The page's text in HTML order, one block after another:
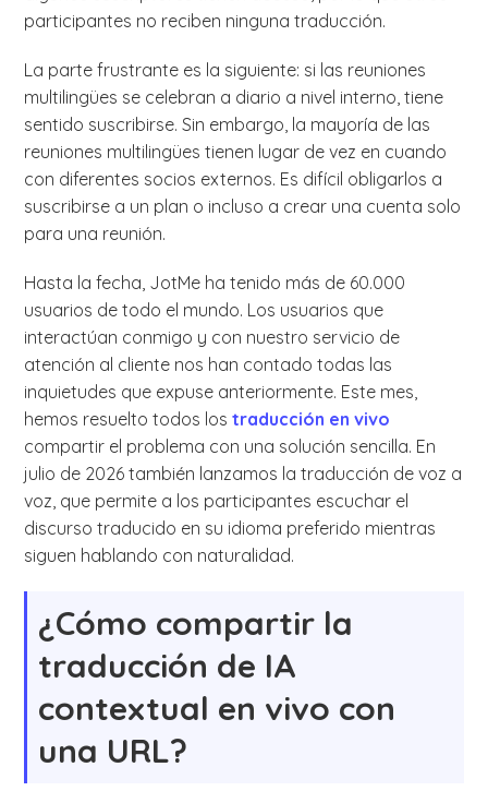
participantes no reciben ninguna traducción.
La parte frustrante es la siguiente: si las reuniones
multilingües se celebran a diario a nivel interno, tiene
sentido suscribirse. Sin embargo, la mayoría de las
reuniones multilingües tienen lugar de vez en cuando
con diferentes socios externos. Es difícil obligarlos a
suscribirse a un plan o incluso a crear una cuenta solo
para una reunión.
Hasta la fecha, JotMe ha tenido más de 60.000
usuarios de todo el mundo. Los usuarios que
interactúan conmigo y con nuestro servicio de
atención al cliente nos han contado todas las
inquietudes que expuse anteriormente. Este mes,
hemos resuelto todos lostraducción en vivo
compartir el problema con una solución sencilla. En
julio de 2026 también lanzamos la traducción de voz a
voz, que permite a los participantes escuchar el
discurso traducido en su idioma preferido mientras
siguen hablando con naturalidad.
¿Cómo compartir la
traducción de IA
contextual en vivo con
una URL?